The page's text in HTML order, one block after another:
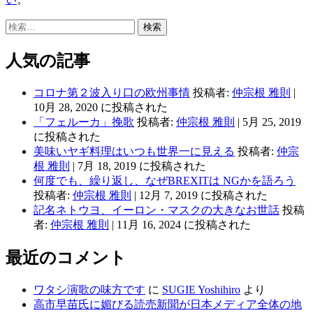
検
人気の記事
コロナ第２波入り口の欧州事情 投稿者: 仲宗根 雅則 |
10月 28, 2020 に投稿された
「フェルーカ」挽歌 投稿者: 仲宗根 雅則 | 5月 25, 2019
に投稿された
美味いヤギ料理はいつも世界一に見える 投稿者: 仲宗
根 雅則 | 7月 18, 2019 に投稿された
何度でも、繰り返し、なぜBREXITは NGかを語ろう
投稿者: 仲宗根 雅則 | 12月 7, 2019 に投稿された
記名ネトウヨ、イーロン・マスクの大きなお世話 投稿
者: 仲宗根 雅則 | 11月 16, 2024 に投稿された
最近のコメント
ワタシ演歌の味方です に SUGIE Yoshihiro より
高市早苗氏に媚びる読売新聞が日本メディア全体の地